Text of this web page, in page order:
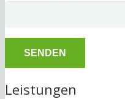
Leistungen